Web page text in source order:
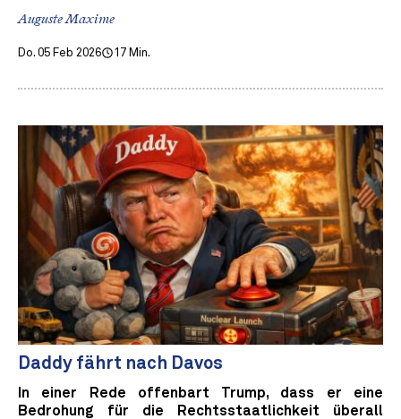
Auguste Maxime
Do. 05 Feb 2026 17 Min.
Daddy fährt nach Davos
In einer Rede offenbart Trump, dass er eine
Bedrohung für die Rechtsstaatlichkeit überall